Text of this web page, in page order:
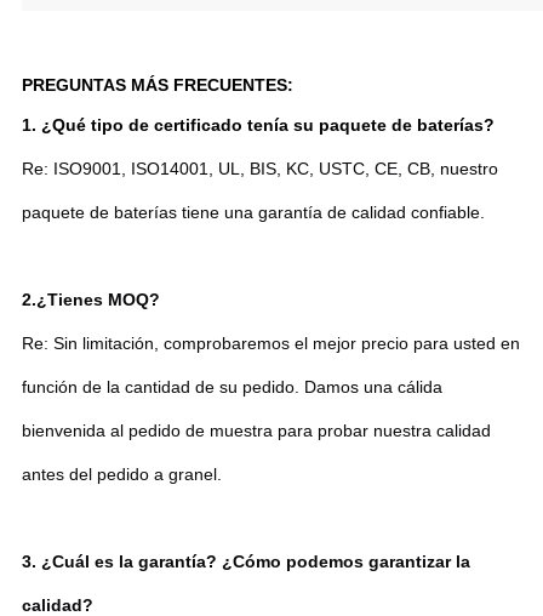
PREGUNTAS MÁS FRECUENTES:
1. ¿Qué tipo de certificado tenía su paquete de baterías?
Re: ISO9001, ISO14001, UL, BIS, KC, USTC, CE, CB, nuestro
paquete de baterías tiene una garantía de calidad confiable.
2.¿Tienes MOQ?
Re: Sin limitación, comprobaremos el mejor precio para usted en
función de la cantidad de su pedido. Damos una cálida
bienvenida al pedido de muestra para probar nuestra calidad
antes del pedido a granel.
3. ¿Cuál es la garantía? ¿Cómo podemos garantizar la
calidad?